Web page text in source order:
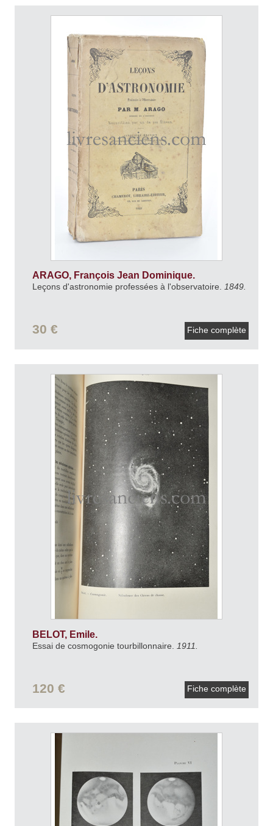
ARAGO, François Jean Dominique.
Leçons d'astronomie professées à l'observatoire. 1849.
30 € Fiche complète
BELOT, Emile.
Essai de cosmogonie tourbillonnaire. 1911.
120 € Fiche complète